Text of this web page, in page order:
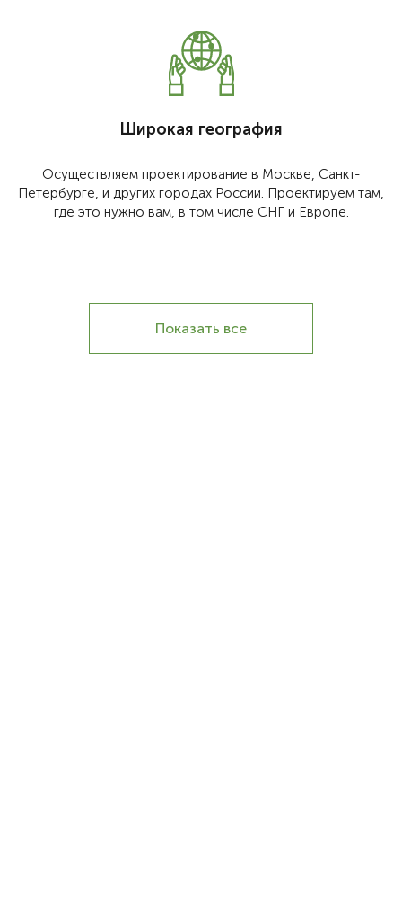
Широкая география
Осуществляем проектирование в Москве, Санкт-
Петербурге, и других городах России. Проектируем там,
где это нужно вам, в том числе СНГ и Европе.
Показать все